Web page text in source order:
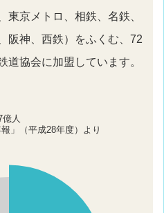
東京メトロ、相鉄、名鉄、
阪神、西鉄）をふくむ、72
道協会に加盟しています。
人
」（平成28年度）より